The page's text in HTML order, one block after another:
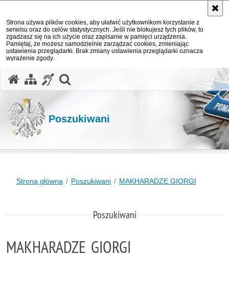
Strona używa plików cookies, aby ułatwić użytkownikom korzystanie z
serwisu oraz do celów statystycznych. Jeśli nie blokujesz tych plików, to
zgadzasz się na ich użycie oraz zapisanie w pamięci urządzenia.
Pamiętaj, że możesz samodzielnie zarządzać cookies, zmieniając
ustawienia przeglądarki. Brak zmiany ustawienia przeglądarki oznacza
wyrażenie zgody.
Poszukiwani
Strona główna Poszukiwani MAKHARADZE GIORGI
Poszukiwani
MAKHARADZE GIORGI